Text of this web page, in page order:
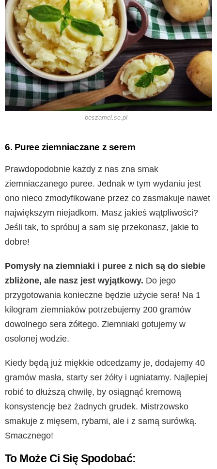
beszamel.se.pl
6. Puree ziemniaczane z serem
Prawdopodobnie każdy z nas zna smak
ziemniaczanego puree. Jednak w tym wydaniu jest
ono nieco zmodyfikowane przez co zasmakuje nawet
największym niejadkom. Masz jakieś wątpliwości?
Jeśli tak, to spróbuj a sam się przekonasz, jakie to
dobre!
Pomysły na ziemniaki i puree z nich są do siebie
zbliżone, ale nasz jest wyjątkowy. Do jego
przygotowania konieczne będzie użycie sera! Na 1
kilogram ziemniaków potrzebujemy 200 gramów
dowolnego sera żółtego. Ziemniaki gotujemy w
osolonej wodzie.
Kiedy będą już miękkie odcedzamy je, dodajemy 40
gramów masła, starty ser żółty i ugniatamy. Najlepiej
robić to dłuższą chwilę, by osiągnąć kremową
konsystencję bez żadnych grudek. Mistrzowsko
smakuje z mięsem, rybami, ale i z samą surówką.
Smacznego!
To Może Ci Się Spodobać: